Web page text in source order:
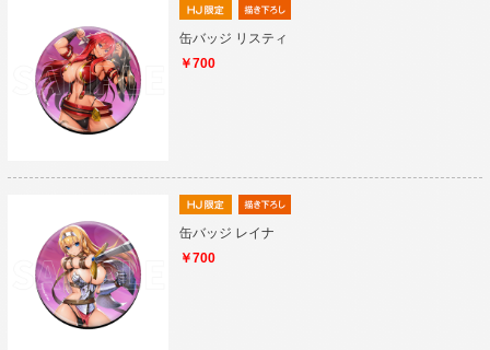
缶バッジ リスティ
￥700
缶バッジ レイナ
￥700